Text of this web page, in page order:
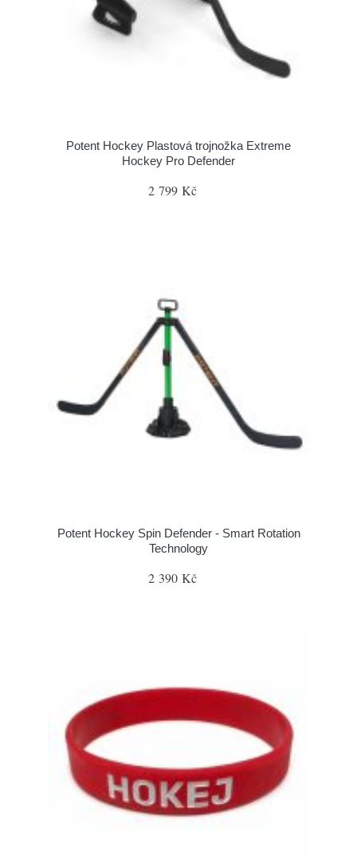
Potent Hockey Plastová trojnožka Extreme
Hockey Pro Defender
2 799 Kč
Potent Hockey Spin Defender - Smart Rotation
Technology
2 390 Kč